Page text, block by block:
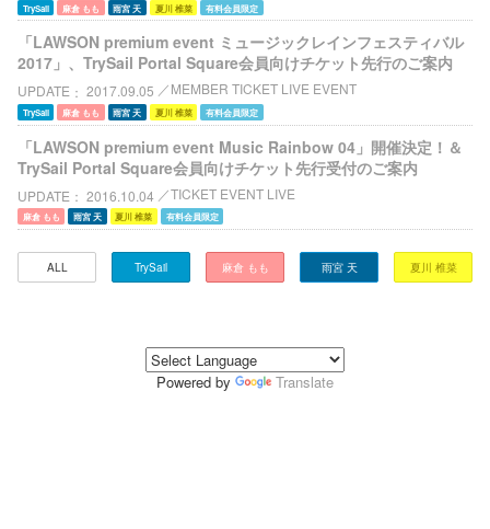
TrySail 麻倉 もも 雨宮 天 夏川 椎菜 有料会員限定
「LAWSON premium event ミュージックレインフェスティバル
2017」、TrySail Portal Square会員向けチケット先行のご案内
UPDATE 2017.09.05 MEMBER TICKET LIVE EVENT
TrySail 麻倉 もも 雨宮 天 夏川 椎菜 有料会員限定
「LAWSON premium event Music Rainbow 04」開催決定！＆
TrySail Portal Square会員向けチケット先行受付のご案内
UPDATE 2016.10.04 TICKET EVENT LIVE
麻倉 もも 雨宮 天 夏川 椎菜 有料会員限定
ALL TrySail 麻倉 もも 雨宮 天 夏川 椎菜
Powered by Translate